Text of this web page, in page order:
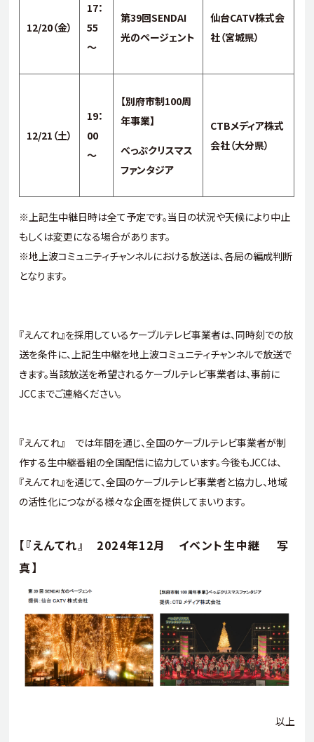
12/20（金）
17：
55
～
第39回SENDAI
光のページェント
仙台CATV株式会
社（宮城県）
12/21 （土）
19：
00
～
【別府市制100周
年事業】
べっぷクリスマス
ファンタジア
CTBメディア株式
会社（大分県）
※上記生中継日時は全て予定です。当日の状況や天候により中止
もしくは変更になる場合があります。
※地上波コミュニティチャンネルにおける放送は、各局の編成判断
となります。
『えんてれ』を採用しているケーブルテレビ事業者は、同時刻での放
送を条件に、上記生中継を地上波コミュニティチャンネルで放送で
きます。当該放送を希望されるケーブルテレビ事業者は、事前に
JCCまでご連絡ください。
『えんてれ』 では年間を通じ、全国のケーブルテレビ事業者が制
作する生中継番組の全国配信に協力しています。今後もJCCは、
『えんてれ』を通じて、全国のケーブルテレビ事業者と協力し、地域
の活性化につながる様々な企画を提供してまいります。
【『えんてれ』 2024年12月 イベント生中継 写
真】
以上